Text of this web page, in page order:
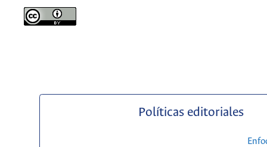
Políticas editoriales